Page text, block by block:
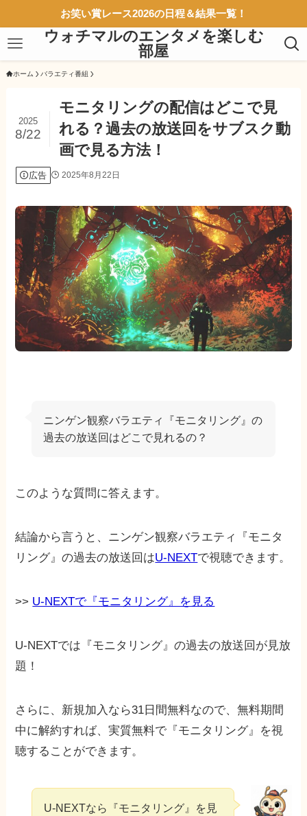
お笑い賞レース2026の日程＆結果一覧！
ウォチマルのエンタメを楽しむ
部屋
ホーム バラエティ番組
モニタリングの配信はどこで見
れる？過去の放送回をサブスク動
画で見る方法！
2025
8/22
広告 2025年8月22日
ニンゲン観察バラエティ『モニタリング』の
過去の放送回はどこで見れるの？
このような質問に答えます。
結論から言うと、ニンゲン観察バラエティ『モニタ
リング』の過去の放送回はU-NEXTで視聴できます。
>> U-NEXTで『モニタリング』を見る
U-NEXTでは『モニタリング』の過去の放送回が見放
題！
さらに、新規加入なら31日間無料なので、無料期間
中に解約すれば、実質無料で『モニタリング』を視
聴することができます。
U-NEXTなら『モニタリング』を見